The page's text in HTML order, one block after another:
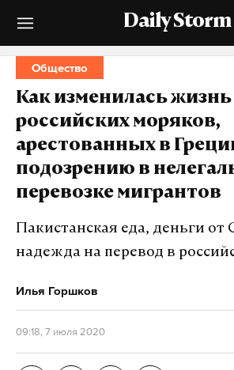
Daily Storm
Общество
Как изменилась жизнь
российских моряков,
арестованных в
подозрению в
перевозке мигрантов
Пакистанская еда, деньги от
надежда на перевод в
Илья Горшков
09:18, 7 июля 2020